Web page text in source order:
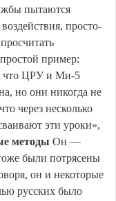
пытаются
просто-
пример:
что ЦРУ и Ми-5
но они никогда не
через несколько
эти уроки»,
методы Он —
были потрясены
он и некоторые
русских было